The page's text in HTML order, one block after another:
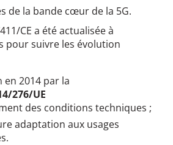
de la bande cœur de la 5G.
CE a été actualisée à
pour suivre les évolution
2014 par la
276/UE
des conditions techniques ;
adaptation aux usages